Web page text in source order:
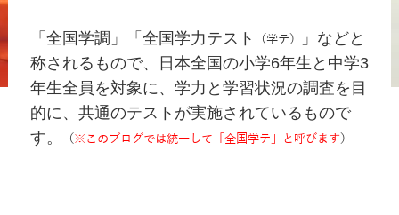
「全国学調」「全国学力テスト （学テ）
」などと
称されるもので、日本全国の小学6年生と中学3
年生全員を対象に、学力と学習状況の調査を目
的に、共通のテストが実施されているもので
す。
（※このブログでは統一して「全国学テ」と呼びます）